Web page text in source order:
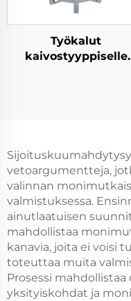
Työkalut
kaivostyyppiselle
vetoargumentteja,
valinnan
valmistuksessa.
ainutlaatuisen
mahdollistaa
kanavia, joita ei voisi
toteuttaa muita
Prosessi
yksityiskohdat ja